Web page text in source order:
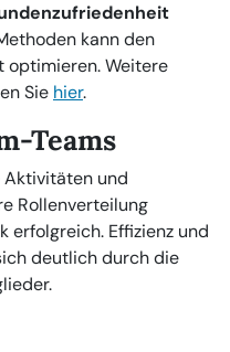
kann den
optimieren. Weitere
Sie hier.
Teams
und
Rollenverteilung
Effizienz und
deutlich durch die